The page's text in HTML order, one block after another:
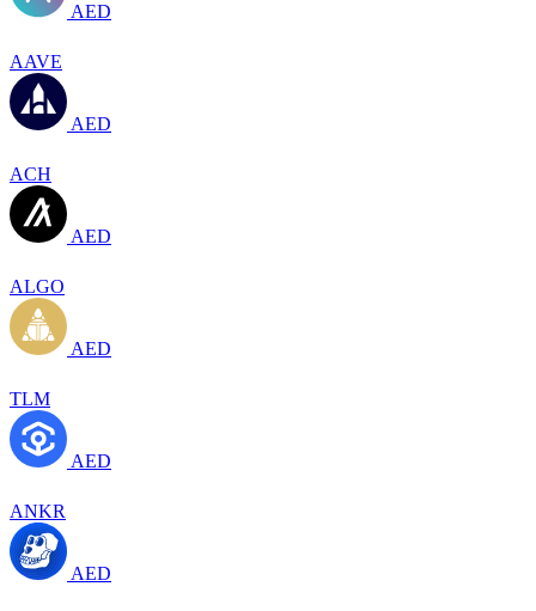
AED
AAVE
AED
ACH
AED
ALGO
AED
TLM
AED
ANKR
AED